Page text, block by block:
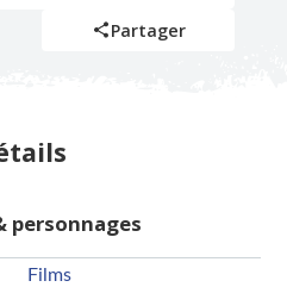
Partager
personnages
Films